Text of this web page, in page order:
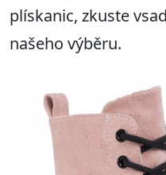
plískanic, zkuste
našeho výběru.